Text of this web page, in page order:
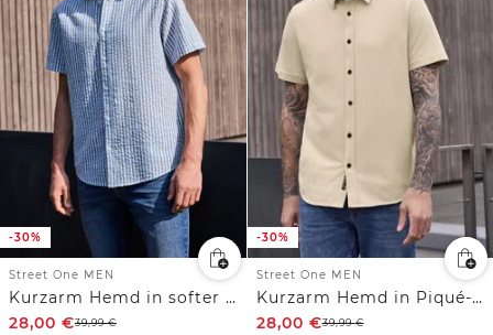
-30%
Street One MEN
Kurzarm Hemd in softer Seersuckerqualität
28,00 €39,99€
-30%
Street One MEN
Kurzarm Hemd in Piqué-Qualität
28,00 €39,99€